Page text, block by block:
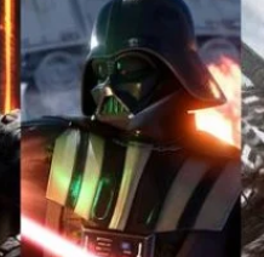
จะออกปลายปีนี้มาดูกัน
ล่นออกบ้าง แต่ที่แน่ๆแฟนเกม